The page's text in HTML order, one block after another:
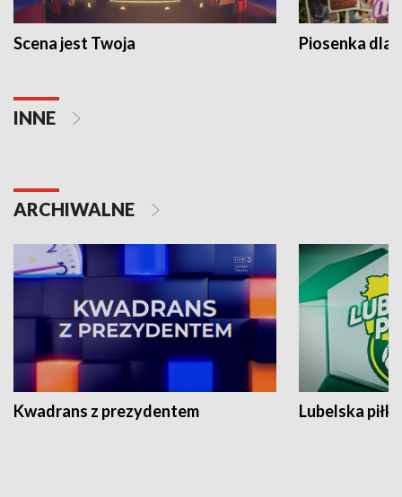
Scena jest Twoja Piosenka dla
INNE
ARCHIWALNE
Kwadrans z prezydentem Lubelska piłka